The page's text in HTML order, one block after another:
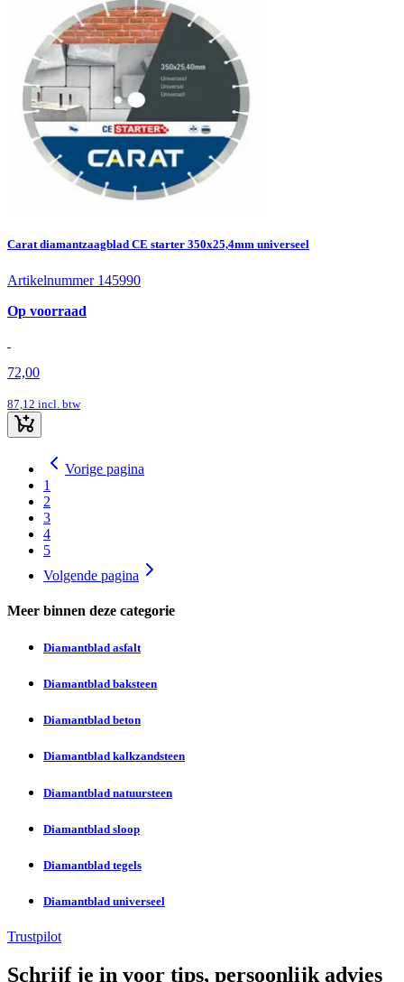
Carat diamantzaagblad CE starter 350x25,4mm universeel
Artikelnummer 145990
Op voorraad
72,00
87,12 incl. btw
Vorige pagina
1
2
3
4
5
Volgende pagina
Meer binnen deze categorie
Diamantblad asfalt
Diamantblad baksteen
Diamantblad beton
Diamantblad kalkzandsteen
Diamantblad natuursteen
Diamantblad sloop
Diamantblad tegels
Diamantblad universeel
Trustpilot
Schrijf je in voor tips, persoonlijk advies